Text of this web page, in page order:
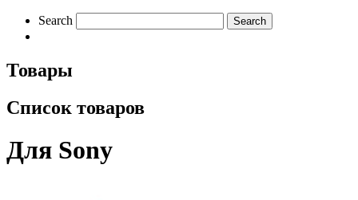
Search
Товары
Список товаров
Для Sony